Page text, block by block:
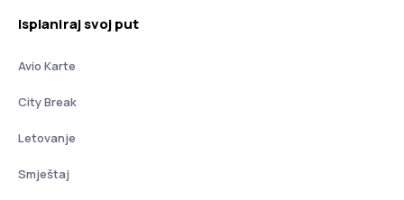
Isplaniraj svoj put
Avio Karte
City Break
Letovanje
Smještaj